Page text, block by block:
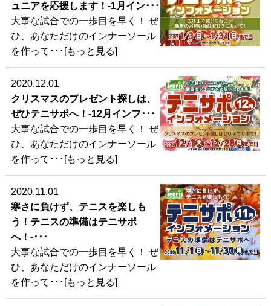
ュニアを応援します！-1月イン･･･
大事な試合での一歩目を早く！ ぜ
ひ、あなただけのインナーソール
を作って･･･[もっと見る]
2020.12.01
クリスマスのプレゼント探しは、
ぜひテニサポへ！-12月インフ･･･
大事な試合での一歩目を早く！ ぜ
ひ、あなただけのインナーソール
を作って･･･[もっと見る]
2020.11.01
寒さに負けず、テニスを楽しも
う！テニスの準備はテニサポ
へ！-･･･
大事な試合での一歩目を早く！ ぜ
ひ、あなただけのインナーソール
を作って･･･[もっと見る]